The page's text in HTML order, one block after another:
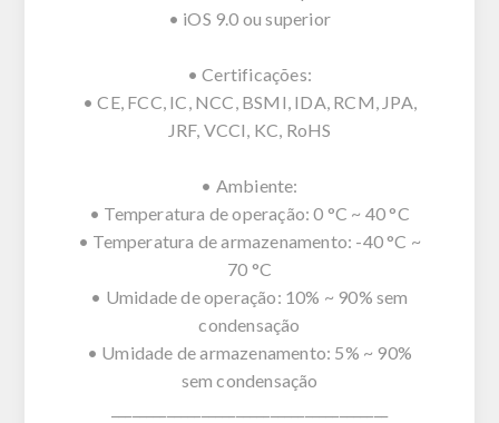
• iOS 9.0 ou superior
• Certificações:
• CE, FCC, IC, NCC, BSMI, IDA, RCM, JPA,
JRF, VCCI, KC, RoHS
• Ambiente:
• Temperatura de operação: 0 °C ~ 40 °C
• Temperatura de armazenamento: -40 °C ~
70 °C
• Umidade de operação: 10% ~ 90% sem
condensação
• Umidade de armazenamento: 5% ~ 90%
sem condensação